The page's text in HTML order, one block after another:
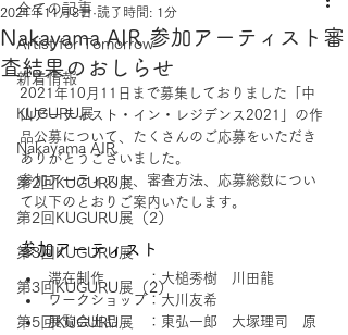
全ての記事
Artist for Tomorrow
新着情報
KUGURU展
Nakayama AIR
第2回KUGURU展
第2回KUGURU展（2）
第3回KUGURU展
第3回KUGURU展（2）
第5回KUGURU展
Nakayama AIR 参加アーティスト審
査結果のおしらせ
2021年11月8日 読了時間: 1分
2021年10月11日まで募集しておりました「中
山アーティスト・イン・レジデンス2021」の作
品公募について、たくさんのご応募をいただき
ありがとうございました。
参加アーティスト、審査方法、応募総数につい
て以下のとおりご案内いたします。
参加アーティスト
滞在制作　　　：大槌秀樹　川田龍
ワークショップ：大川友希
展覧会出品　　：東弘一郎　大塚理司　原